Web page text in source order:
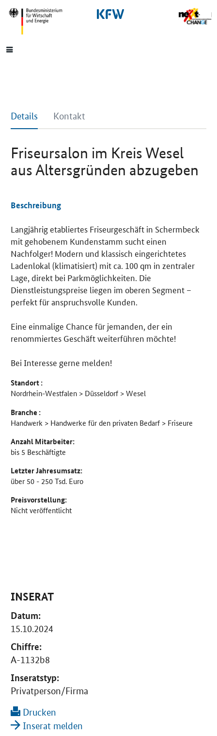
SrOnlyNavigation
Hauptmenü
Details Kontakt
Friseursalon im Kreis Wesel
aus Altersgründen abzugeben
Details
Beschreibung
Langjährig etabliertes Friseurgeschäft in Schermbeck
mit gehobenem Kundenstamm sucht einen
Nachfolger! Modern und klassisch eingerichtetes
Ladenlokal (klimatisiert) mit ca. 100 qm in zentraler
Lage, direkt bei Parkmöglichkeiten. Die
Dienstleistungspreise liegen im oberen Segment –
perfekt für anspruchsvolle Kunden.
Eine einmalige Chance für jemanden, der ein
renommiertes Geschäft weiterführen möchte!
Bei Interesse gerne melden!
Standort :
Nordrhein-Westfalen > Düsseldorf > Wesel
Branche :
Handwerk > Handwerke für den privaten Bedarf > Friseure
Anzahl Mitarbeiter:
bis 5 Beschäftigte
Letzter Jahresumsatz:
über 50 - 250 Tsd. Euro
Preisvorstellung:
Nicht veröffentlicht
INSERAT
Datum:
15.10.2024
Chiffre:
A-1132b8
Inseratstyp:
Privatperson/Firma
Drucken
Inserat melden